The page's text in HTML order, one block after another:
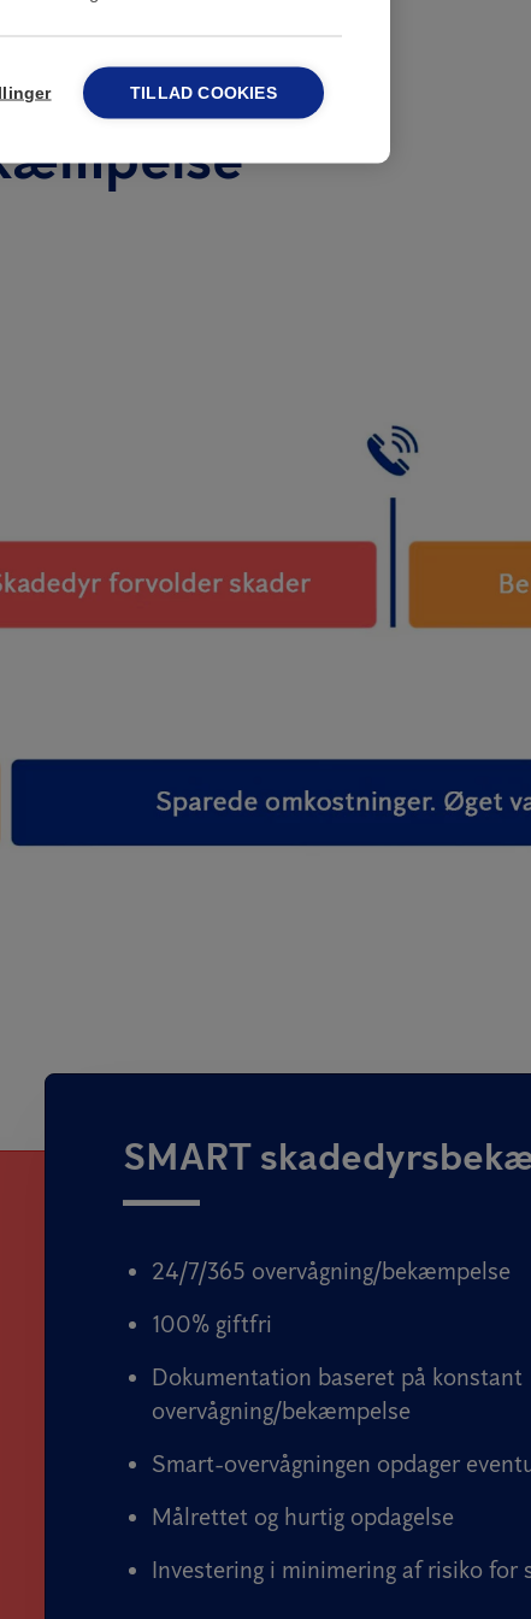
SMART
SMART
24/7/365 overvågning/bekæmpelse
100% giftfri
Dokumentation baseret på konstant
overvågning/bekæmpelse
Smart-overvågningen opdager
Målrettet og hurtig opdagelse
Investering i minimering af risiko for
TILLAD COOKIES